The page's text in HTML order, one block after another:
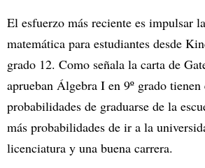
El esfuerzo más reciente es impulsar
matemática para estudiantes desde
grado 12. Como señala la carta de
aprueban Álgebra I en 9º grado
probabilidades de graduarse de la
más probabilidades de ir a la
licenciatura y una buena carrera.